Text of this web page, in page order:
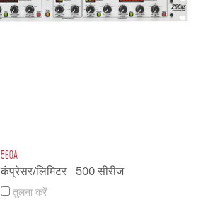
560A
कंप्रेसर/लिमिटर - 500 सीरीज
तुलना करें